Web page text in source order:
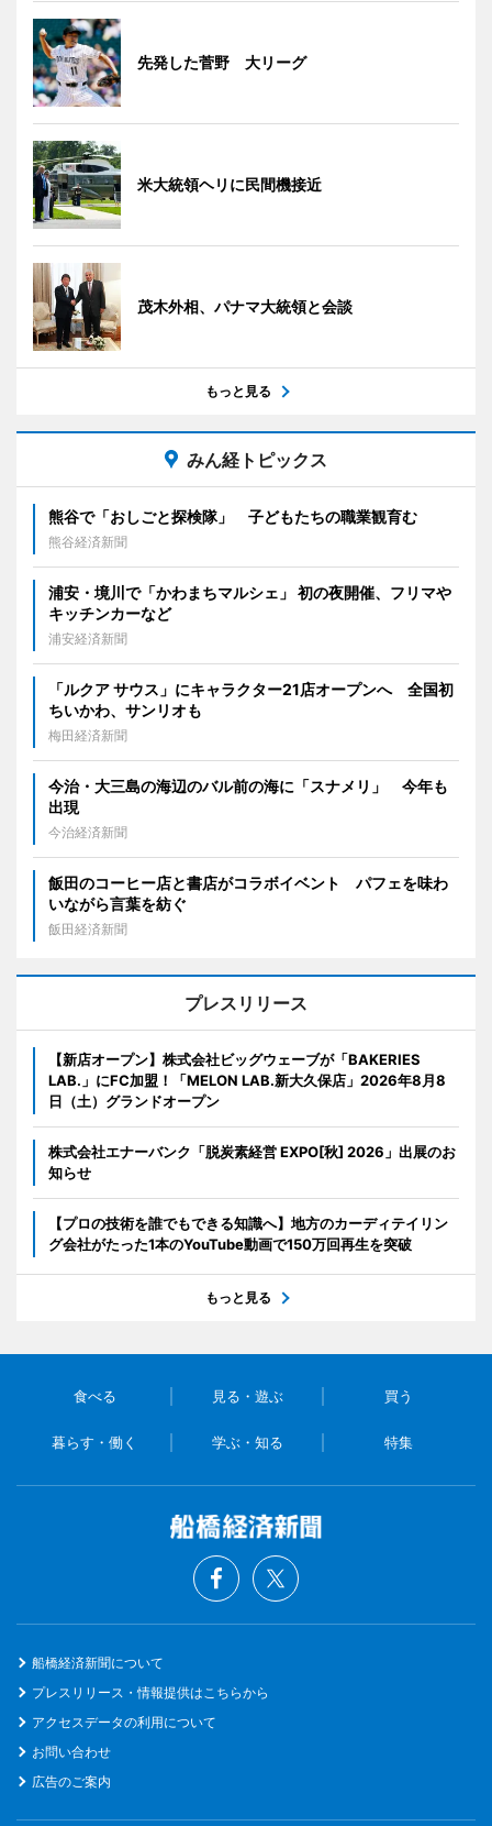
先発した菅野 大リーグ
米大統領ヘリに民間機接近
茂木外相、パナマ大統領と会談
もっと見る
みん経トピックス
熊谷で「おしごと探検隊」 子どもたちの職業観育む
熊谷経済新聞
浦安・境川で「かわまちマルシェ」 初の夜開催、フリマや
キッチンカーなど
浦安経済新聞
「ルクア サウス」にキャラクター21店オープンへ 全国初
ちいかわ、サンリオも
梅田経済新聞
今治・大三島の海辺のバル前の海に「スナメリ」 今年も
出現
今治経済新聞
飯田のコーヒー店と書店がコラボイベント パフェを味わ
いながら言葉を紡ぐ
飯田経済新聞
プレスリリース
【新店オープン】株式会社ビッグウェーブが「BAKERIES
LAB.」にFC加盟！「MELON LAB.新大久保店」2026年8月8
日（土）グランドオープン
株式会社エナーバンク「脱炭素経営 EXPO[秋] 2026」出展のお
知らせ
【プロの技術を誰でもできる知識へ】地方のカーディテイリン
グ会社がたった1本のYouTube動画で150万回再生を突破
もっと見る
食べる 見る・遊ぶ 買う
暮らす・働く 学ぶ・知る 特集
船橋経済新聞について
プレスリリース・情報提供はこちらから
アクセスデータの利用について
お問い合わせ
広告のご案内